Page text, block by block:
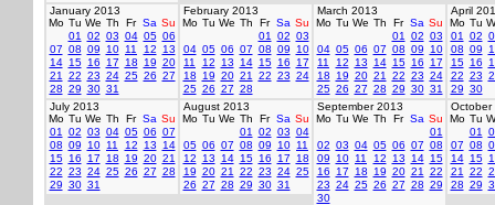
January 2013
Mo Tu We Th Fr Sa Su
01
02 03 04 05 06
07 08 09 10 11 12
13
14 15 16 17 18 19 20
21
22 23 24 25 26 27
28 29 30 31
February 2013
Mo Tu We Th Fr Sa Su
01
02 03
04 05 06 07 08 09
10
11
12 13 14 15 16
17
18
19 20 21 22 23 24
25 26 27 28
March 2013
Mo Tu We Th Fr Sa Su
01
02 03
04 05 06 07 08 09
10
11
12 13 14 15 16
17
18
19 20 21 22 23 24
25 26 27 28 29 30 31
April
Mo Tu
01
02
08 09
15 16
22 23
29 30
July 2013
Mo Tu We Th Fr Sa Su
01
02 03 04 05 06 07
08 09 10 11 12 13
14
15 16 17 18 19 20 21
22 23 24 25 26 27 28
29 30 31
August 2013
Mo Tu We Th Fr Sa Su
01
02 03 04
05 06 07 08 09 10 11
12
13 14 15 16 17
18
19 20 21 22 23 24 25
26 27 28 29 30 31
September 2013
Mo Tu We Th Fr Sa Su
01
02 03 04 05 06 07 08
09
10 11 12 13 14 15
16
17 18 19 20 21
22
23 24 25 26 27 28 29
30
October
Mo Tu
01
07 08
14 15
21
22
28 29